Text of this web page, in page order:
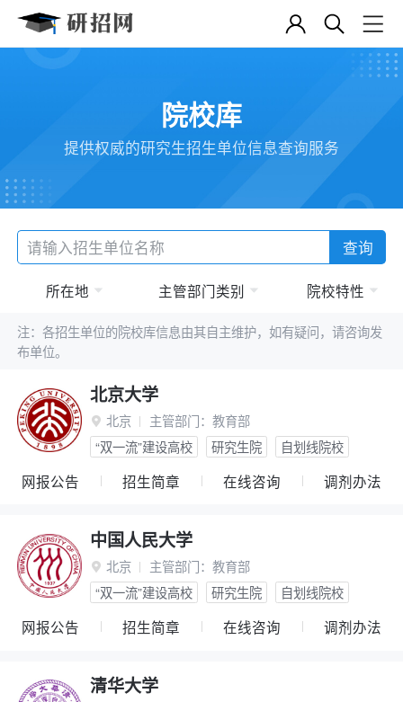
院校库
提供权威的研究生招生单位信息查询服务
查询
所在地 主管部门类别 院校特性
注：各招生单位的院校库信息由其自主维护，如有疑问，请咨询发
布单位。
北京大学
 北京 主管部门： 教育部
“双一流”建设高校
研究生院 自划线院校
网报公告 招生简章 在线咨询 调剂办法
中国人民大学
 北京 主管部门： 教育部
“双一流”建设高校
研究生院 自划线院校
网报公告 招生简章 在线咨询 调剂办法
清华大学